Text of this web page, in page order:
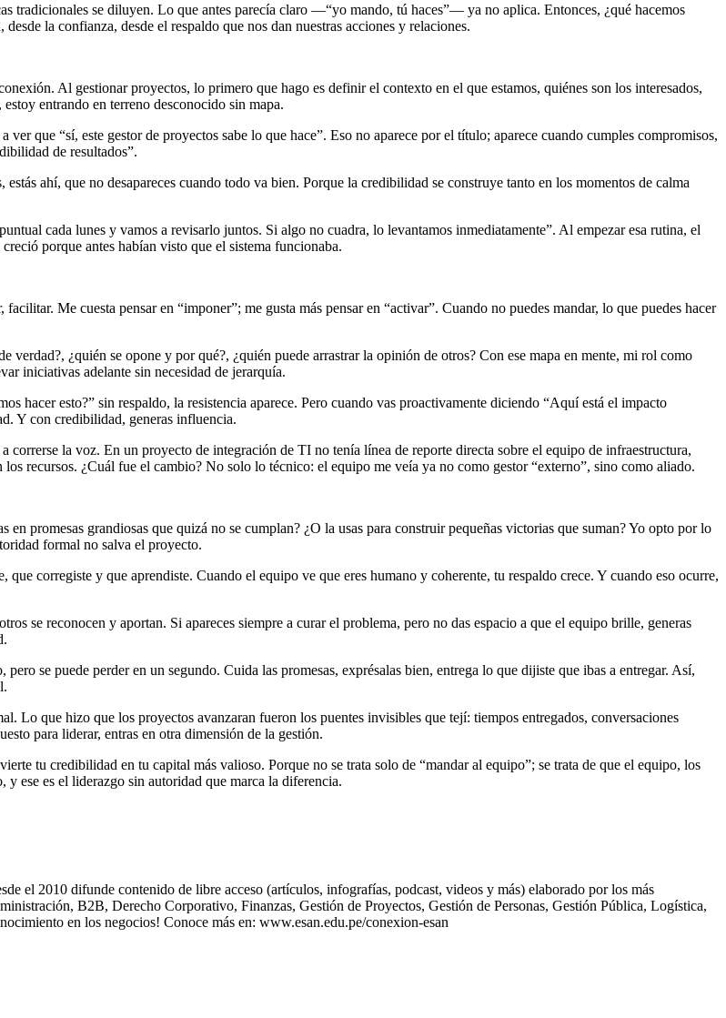
tradicionales se diluyen. Lo que antes parecía claro —“yo mando, tú haces”— ya no aplica. Entonces, ¿qué hacemos
la confianza, desde el respaldo que nos dan nuestras acciones y relaciones.
Al gestionar proyectos, lo primero que hago es definir el contexto en el que estamos, quiénes son los interesados,
entrando en terreno desconocido sin mapa.
que “sí, este gestor de proyectos sabe lo que hace”. Eso no aparece por el título; aparece cuando cumples compromisos,
de resultados”.
ahí, que no desapareces cuando todo va bien. Porque la credibilidad se construye tanto en los momentos de calma
cada lunes y vamos a revisarlo juntos. Si algo no cuadra, lo levantamos inmediatamente”. Al empezar esa rutina, el
porque antes habían visto que el sistema funcionaba.
Me cuesta pensar en “imponer”; me gusta más pensar en “activar”. Cuando no puedes mandar, lo que puedes hacer
verdad?, ¿quién se opone y por qué?, ¿quién puede arrastrar la opinión de otros? Con ese mapa en mente, mi rol como
iniciativas adelante sin necesidad de jerarquía.
hacer esto?” sin respaldo, la resistencia aparece. Pero cuando vas proactivamente diciendo “Aquí está el impacto
Y con credibilidad, generas influencia.
correrse la voz. En un proyecto de integración de TI no tenía línea de reporte directa sobre el equipo de infraestructura,
recursos. ¿Cuál fue el cambio? No solo lo técnico: el equipo me veía ya no como gestor “externo”, sino como aliado.
promesas grandiosas que quizá no se cumplan? ¿O la usas para construir pequeñas victorias que suman? Yo opto por lo
formal no salva el proyecto.
corregiste y que aprendiste. Cuando el equipo ve que eres humano y coherente, tu respaldo crece. Y cuando eso ocurre,
se reconocen y aportan. Si apareces siempre a curar el problema, pero no das espacio a que el equipo brille, generas
se puede perder en un segundo. Cuida las promesas, exprésalas bien, entrega lo que dijiste que ibas a entregar. Así,
Lo que hizo que los proyectos avanzaran fueron los puentes invisibles que tejí: tiempos entregados, conversaciones
para liderar, entras en otra dimensión de la gestión.
tu credibilidad en tu capital más valioso. Porque no se trata solo de “mandar al equipo”; se trata de que el equipo, los
ese es el liderazgo sin autoridad que marca la diferencia.
el 2010 difunde contenido de libre acceso (artículos, infografías, podcast, videos y más) elaborado por los más
B2B, Derecho Corporativo, Finanzas, Gestión de Proyectos, Gestión de Personas, Gestión Pública, Logística,
en los negocios! Conoce más en: www.esan.edu.pe/conexion-esan